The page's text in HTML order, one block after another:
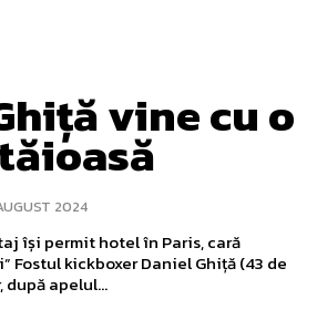
vine cu o
2024
își permit hotel în Paris, cară
Fostul kickboxer Daniel Ghiță (43 de
apelul...